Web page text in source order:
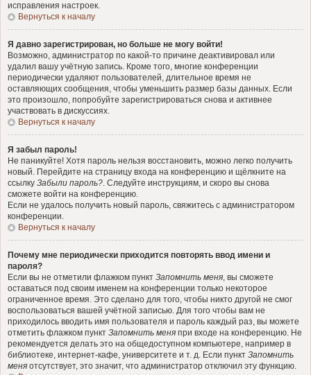
исправления настроек.
Вернуться к началу
Я давно зарегистрирован, но больше не могу войти!
Возможно, администратор по какой-то причине деактивировал или
удалил вашу учётную запись. Кроме того, многие конференции
периодически удаляют пользователей, длительное время не
оставляющих сообщения, чтобы уменьшить размер базы данных. Если
это произошло, попробуйте зарегистрироваться снова и активнее
участвовать в дискуссиях.
Вернуться к началу
Я забыл пароль!
Не паникуйте! Хотя пароль нельзя восстановить, можно легко получить
новый. Перейдите на страницу входа на конференцию и щёлкните на
ссылку Забыли пароль?. Следуйте инструкциям, и скоро вы снова
сможете войти на конференцию.
Если не удалось получить новый пароль, свяжитесь с администратором
конференции.
Вернуться к началу
Почему мне периодически приходится повторять ввод имени и
пароля?
Если вы не отметили флажком пункт Запомнить меня, вы сможете
оставаться под своим именем на конференции только некоторое
ограниченное время. Это сделано для того, чтобы никто другой не смог
воспользоваться вашей учётной записью. Для того чтобы вам не
приходилось вводить имя пользователя и пароль каждый раз, вы можете
отметить флажком пункт Запомнить меня при входе на конференцию. Не
рекомендуется делать это на общедоступном компьютере, например в
библиотеке, интернет-кафе, университете и т. д. Если пункт Запомнить
меня отсутствует, это значит, что администратор отключил эту функцию.